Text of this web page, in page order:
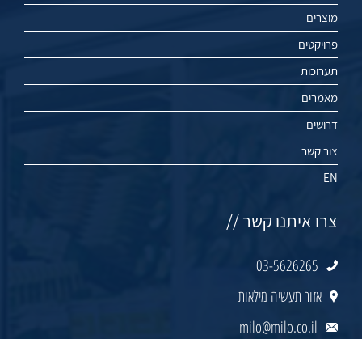
מוצרים
פרויקטים
תערוכות
מאמרים
דרושים
צור קשר
EN
צרו איתנו קשר //
03-5626265
אזור תעשיה מילאות
milo@milo.co.il